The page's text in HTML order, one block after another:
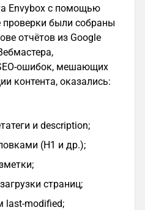
Envybox с помощью
проверки были собраны
отчётов из Google
мешающих
контента, оказались:
и description;
(H1 и др.);
страниц;
last‑modified;